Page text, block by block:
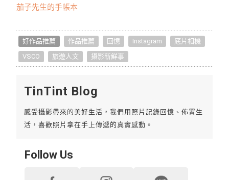
茄子先生的手帳本
好作品推薦 作品推薦 回憶 Instagram
底片相機
VSCO
旅遊人文 攝影新鮮事
TinTint Blog
感受攝影帶來的美好生活，我們用照片記錄回憶、佈置生
活，喜歡照片拿在手上傳遞的真實感動。
Follow Us